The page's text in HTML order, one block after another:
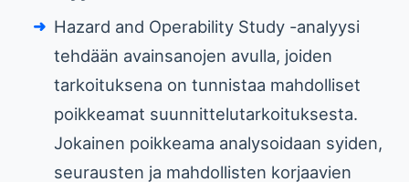
Hazard and Operability Study -analyysi
tehdään avainsanojen avulla, joiden
tarkoituksena on tunnistaa mahdolliset
poikkeamat suunnittelutarkoituksesta.
Jokainen poikkeama analysoidaan syiden,
seurausten ja mahdollisten korjaavien